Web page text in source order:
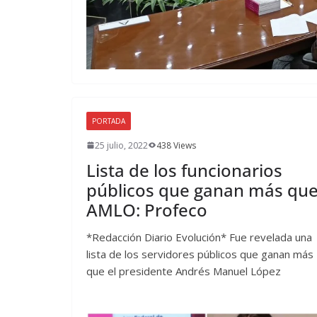
PORTADA
25 julio, 2022 438 Views
Lista de los funcionarios
públicos que ganan más
AMLO: Profeco
*Redacción Diario Evolución* Fue revelada una
lista de los servidores públicos que ganan más
que el presidente Andrés Manuel López